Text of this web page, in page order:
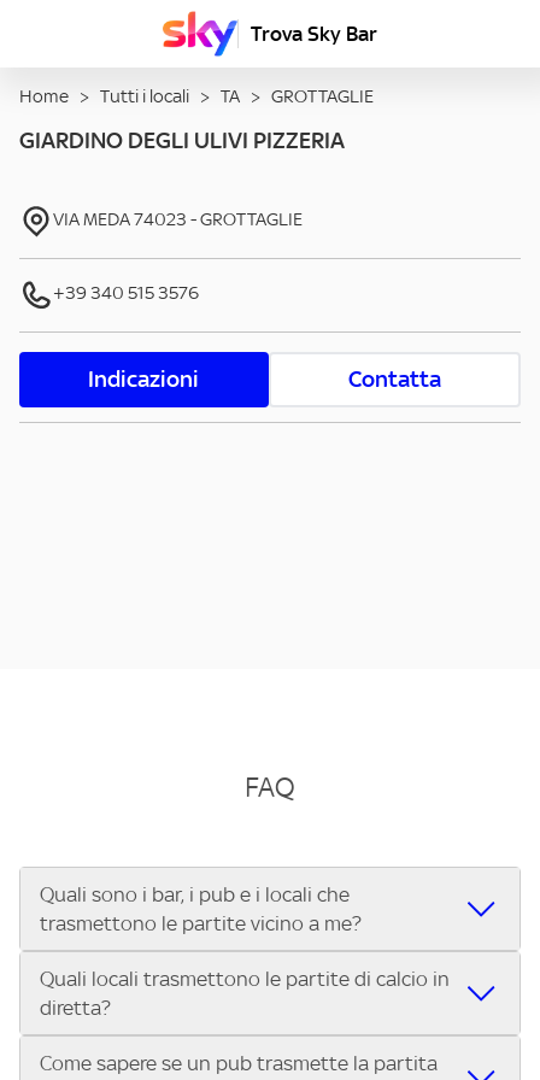
Trova Sky Bar
Home > Tutti i locali > TA > GROTTAGLIE
GIARDINO DEGLI ULIVI PIZZERIA
VIA MEDA74023 -GROTTAGLIE
+39 340 515 3576
Indicazioni Contatta
FAQ
Quali sono i bar, i pub e i locali che
trasmettono le partite vicino a me?
Se cerchi un bar, pub, ristorante o locale vicino a te per
vedere le partite di Serie A ENILIVE, la Serie C Sky Wifi, la
UEFA Champions League, la UEFA Europa League, la UEFA
Conference League, il Tennis, la Formula 1®, la MotoGP™ e
Quali locali trasmettono le partite di calcio in
diretta?
Vuoi sapere quali bar, pub o ristoranti mostrano le partite
Come sapere se un pub trasmette la partita